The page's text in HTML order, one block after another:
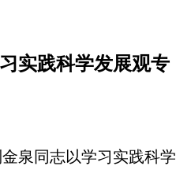
实践科学发展观专
泉同志以学习实践科